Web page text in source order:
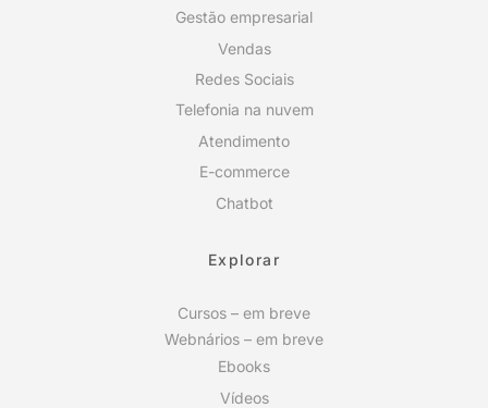
Gestão empresarial
Vendas
Redes Sociais
Telefonia na nuvem
Atendimento
E-commerce
Chatbot
Explorar
Cursos – em breve
Webnários – em breve
Ebooks
Vídeos